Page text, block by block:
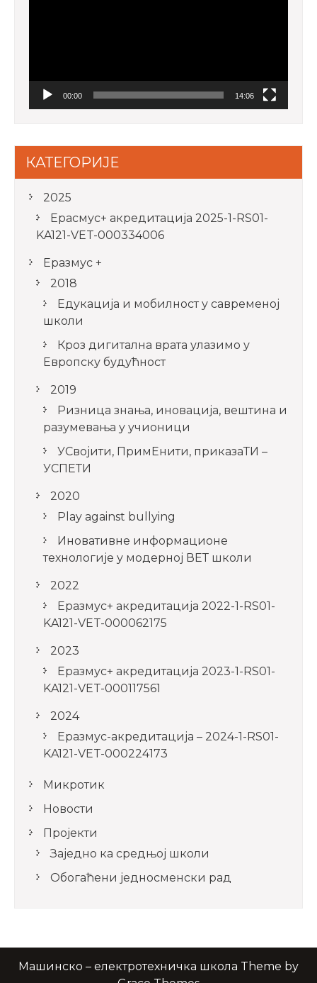
00:00 14:06
КАТЕГОРИЈЕ
2025
Ерасмус+ акредитацијa 2025-1-RS01-
KA121-VET-000334006
Еразмус +
2018
Едукација и мобилност у савременој
школи
Кроз дигитална врата улазимо у
Европску будућност
2019
Ризница знања, иновација, вештина и
разумевања у учионици
УСвојити, ПримЕнити, приказаТИ –
УСПЕТИ
2020
Play against bullying
Иновативне информационе
технологије у модерној ВЕТ школи
2022
Еразмус+ акредитација 2022-1-RS01-
KA121-VET-000062175
2023
Еразмус+ акредитација 2023-1-RS01-
KA121-VET-000117561
2024
Еразмус-акредитација – 2024-1-RS01-
KA121-VET-000224173
Микротик
Новости
Пројекти
Заједно ка средњој школи
Обогаћени једносменски рад
Машинско – електротехничка школа Theme by